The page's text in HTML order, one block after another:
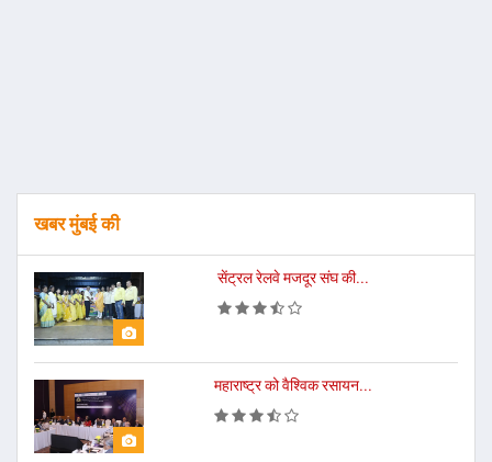
खबर मुंबई की
सेंट्रल रेलवे मजदूर संघ की...
महाराष्ट्र को वैश्विक रसायन...